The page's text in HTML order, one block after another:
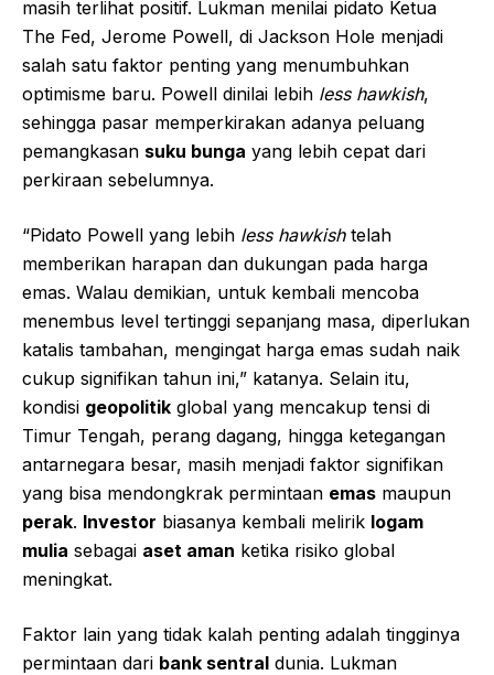
masih terlihat positif. Lukman menilai pidato Ketua
The Fed, Jerome Powell, di Jackson Hole menjadi
salah satu faktor penting yang menumbuhkan
optimisme baru. Powell dinilai lebih less hawkish,
sehingga pasar memperkirakan adanya peluang
pemangkasan suku bunga yang lebih cepat dari
perkiraan sebelumnya.
“Pidato Powell yang lebih less hawkishtelah
memberikan harapan dan dukungan pada harga
emas. Walau demikian, untuk kembali mencoba
menembus level tertinggi sepanjang masa, diperlukan
katalis tambahan, mengingat harga emas sudah naik
cukup signifikan tahun ini,” katanya. Selain itu,
kondisi geopolitik global yang mencakup tensi di
Timur Tengah, perang dagang, hingga ketegangan
antarnegara besar, masih menjadi faktor signifikan
yang bisa mendongkrak permintaan emas maupun
perak. Investor biasanya kembali melirik logam
mulia sebagai aset aman ketika risiko global
meningkat.
Faktor lain yang tidak kalah penting adalah tingginya
permintaan dari bank sentral dunia. Lukman